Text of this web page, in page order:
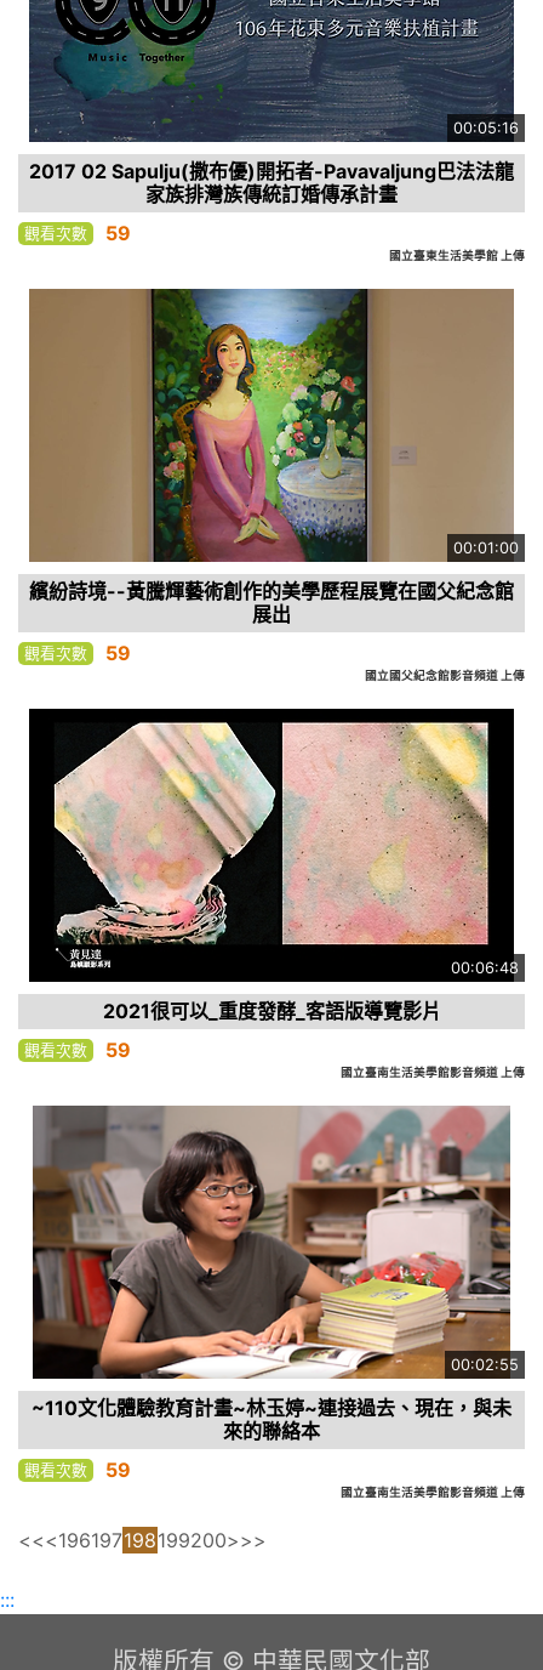
00:05:16
2017 02 Sapulju(撒布優)開拓者-Pavavaljung巴法法龍
家族排灣族傳統訂婚傳承計畫
觀看次數 59
國立臺東生活美學館 上傳
00:01:00
繽紛詩境--黃騰輝藝術創作的美學歷程展覽在國父紀念館
展出
觀看次數 59
國立國父紀念館影音頻道 上傳
00:06:48
2021很可以_重度發酵_客語版導覽影片
觀看次數 59
國立臺南生活美學館影音頻道 上傳
00:02:55
~110文化體驗教育計畫~林玉婷~連接過去、現在，與未
來的聯絡本
觀看次數 59
國立臺南生活美學館影音頻道 上傳
<<<196197198199200>>>
:::
版權所有 © 中華民國文化部